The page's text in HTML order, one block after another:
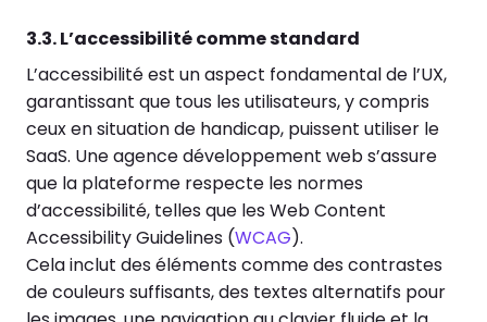
3.3. L’accessibilité comme standard
L’accessibilité est un aspect fondamental de l’UX,
garantissant que tous les utilisateurs, y compris
ceux en situation de handicap, puissent utiliser le
SaaS. Une agence développement web s’assure
que la plateforme respecte les normes
d’accessibilité, telles que les Web Content
Accessibility Guidelines (WCAG).
Cela inclut des éléments comme des contrastes
de couleurs suffisants, des textes alternatifs pour